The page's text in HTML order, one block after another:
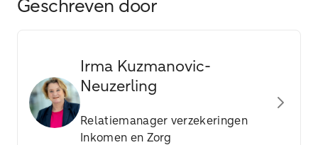
Geschreven door
Irma Kuzmanovic-
Neuzerling
Relatiemanager verzekeringen
Inkomen en Zorg